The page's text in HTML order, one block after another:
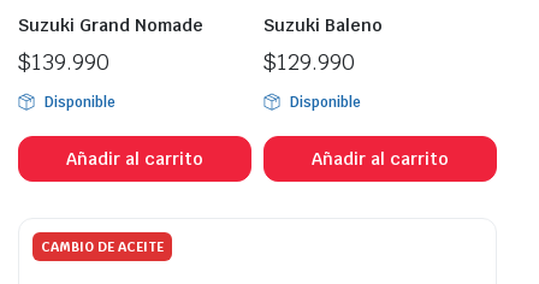
Suzuki Grand Nomade
$139.990
Disponible
Añadir al carrito
Suzuki Baleno
$129.990
Disponible
Añadir al carrito
CAMBIO DE ACEITE